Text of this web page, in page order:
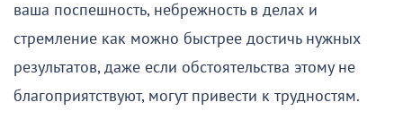
ваша поспешность, небрежность в делах и
стремление как можно быстрее достичь нужных
результатов, даже если обстоятельства этому не
благоприятствуют, могут привести к трудностям.